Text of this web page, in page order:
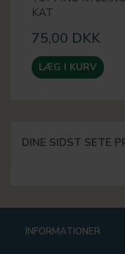
KAT
75,00 DKK
LÆG I KURV
DINE SIDST SETE
INFORMATIONER